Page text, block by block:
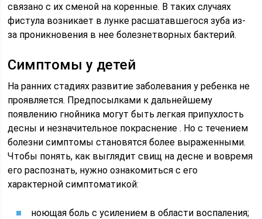
связано с их сменой на коренные. В таких случаях
фистула возникает в лунке расшатавшегося зуба из-
за проникновения в нее болезнетворных бактерий.
Симптомы у детей
На ранних стадиях развитие заболевания у ребенка не
проявляется. Предпосылками к дальнейшему
появлению гнойника могут быть легкая припухлость
десны и незначительное покраснение . Но с течением
болезни симптомы становятся более выраженными.
Чтобы понять, как выглядит свищ на десне и вовремя
его распознать, нужно ознакомиться с его
характерной симптоматикой:
ноющая боль с усилением в области воспаления;